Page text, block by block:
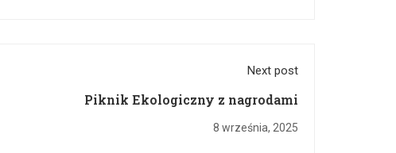
Next post
Piknik Ekologiczny z nagrodami
8 września, 2025